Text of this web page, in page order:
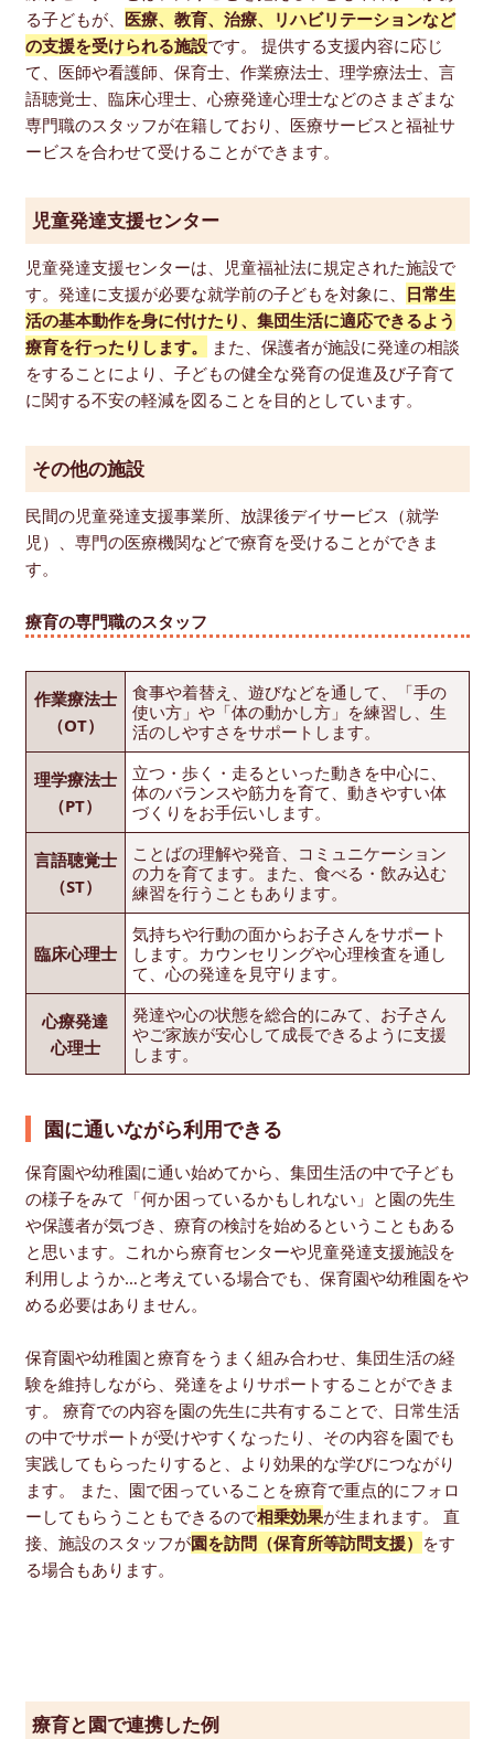
る子どもが、 医療、教育、治療、リハビリテーションなど
の支援を受けられる施設です。 提供する支援内容に応じ
て、医師や看護師、保育士、作業療法士、理学療法士、言
語聴覚士、臨床心理士、心療発達心理士などのさまざまな
専門職のスタッフが在籍しており、医療サービスと福祉サ
ービスを合わせて受けることができます。
児童発達支援センター
児童発達支援センターは、児童福祉法に規定された施設で
す。発達に支援が必要な就学前の子どもを対象に、
日常生
活の基本動作を身に付けたり、集団生活に適応できるよう
療育を行ったりします。
また、保護者が施設に発達の相談
をすることにより、子どもの健全な発育の促進及び子育て
に関する不安の軽減を図ることを目的としています。
その他の施設
民間の児童発達支援事業所、放課後デイサービス（就学
児）、専門の医療機関などで療育を受けることができま
す。
療育の専門職のスタッフ
作業療法士
（OT）
食事や着替え、遊びなどを通して、「手の
使い方」や「体の動かし方」を練習し、生
活のしやすさをサポートします。
理学療法士
（PT）
立つ・歩く・走るといった動きを中心に、
体のバランスや筋力を育て、動きやすい体
づくりをお手伝いします。
言語聴覚士
（ST）
ことばの理解や発音、コミュニケーション
の力を育てます。また、食べる・飲み込む
練習を行うこともあります。
臨床心理士
気持ちや行動の面からお子さんをサポート
します。カウンセリングや心理検査を通し
て、心の発達を見守ります。
心療発達
心理士
発達や心の状態を総合的にみて、お子さん
やご家族が安心して成長できるように支援
します。
園に通いながら利用できる
保育園や幼稚園に通い始めてから、集団生活の中で子ども
の様子をみて「何か困っているかもしれない」と園の先生
や保護者が気づき、療育の検討を始めるということもある
と思います。これから療育センターや児童発達支援施設を
利用しようか…と考えている場合でも、保育園や幼稚園をや
める必要はありません。
保育園や幼稚園と療育をうまく組み合わせ、集団生活の経
験を維持しながら、発達をよりサポートすることができま
す。 療育での内容を園の先生に共有することで、日常生活
の中でサポートが受けやすくなったり、その内容を園でも
実践してもらったりすると、より効果的な学びにつながり
ます。 また、園で困っていることを療育で重点的にフォロ
ーしてもらうこともできるので相乗効果が生まれます。 直
接、施設のスタッフが園を訪問（保育所等訪問支援） をす
る場合もあります。
療育と園で連携した例